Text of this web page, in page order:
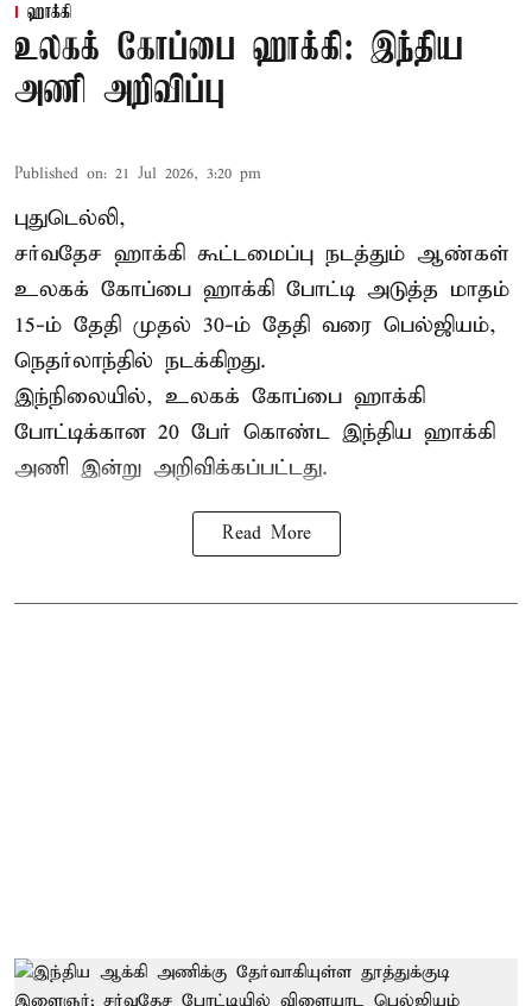
ஹாக்கி
உலகக் கோப்பை ஹாக்கி: இந்திய
அணி அறிவிப்பு
Published on: 21 Jul 2026, 3:20 pm
புதுடெல்லி,
சர்வதேச ஹாக்கி கூட்டமைப்பு நடத்தும் ஆண்கள்
உலகக் கோப்பை ஹாக்கி போட்டி அடுத்த மாதம்
15-ம் தேதி முதல் 30-ம் தேதி வரை பெல்ஜியம்,
நெதர்லாந்தில் நடக்கிறது.
இந்நிலையில், உலகக் கோப்பை ஹாக்கி
போட்டிக்கான 20 பேர் கொண்ட இந்திய ஹாக்கி
அணி இன்று அறிவிக்கப்பட்டது.
Read More